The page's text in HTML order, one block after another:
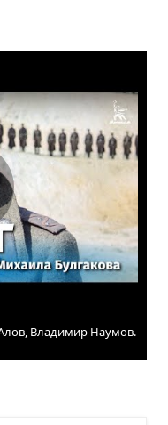
Владимир Наумов.